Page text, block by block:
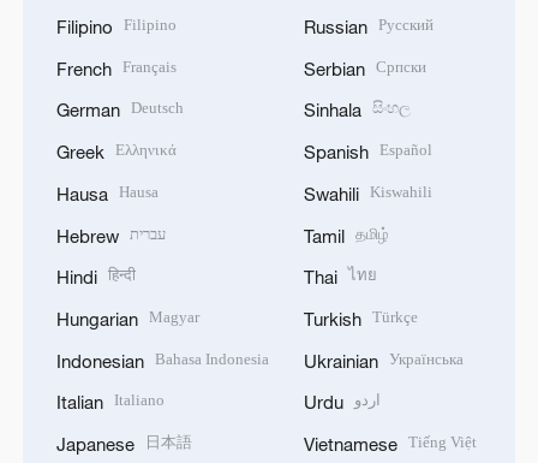
Filipino Filipino
French Français
German Deutsch
Greek Ελληνικά
Hausa Hausa
Hebrew עברית
Hindi हिन्दी
Hungarian Magyar
Indonesian Bahasa Indonesia
Italian Italiano
Japanese 日本語
Russian Русский
Serbian Српски
Sinhala සිංහල
Spanish Español
Swahili Kiswahili
Tamil தமிழ்
Thai ไทย
Turkish Türkçe
Ukrainian Українська
Urdu اردو
Vietnamese Tiếng Việt